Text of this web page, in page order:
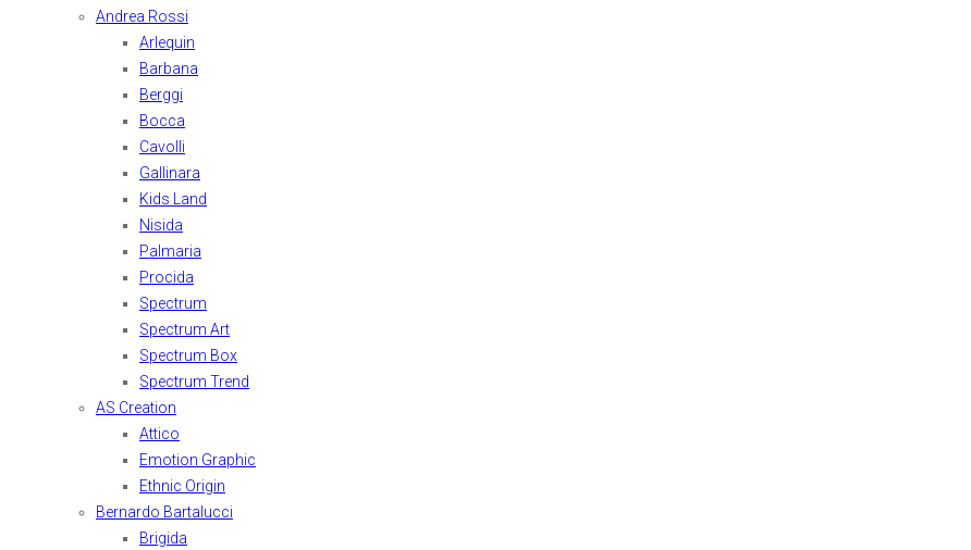
Andrea Rossi
Arlequin
Barbana
Berggi
Bocca
Cavolli
Gallinara
Kids Land
Nisida
Palmaria
Procida
Spectrum
Spectrum Art
Spectrum Box
Spectrum Trend
AS Creation
Attico
Emotion Graphic
Ethnic Origin
Bernardo Bartalucci
Brigida